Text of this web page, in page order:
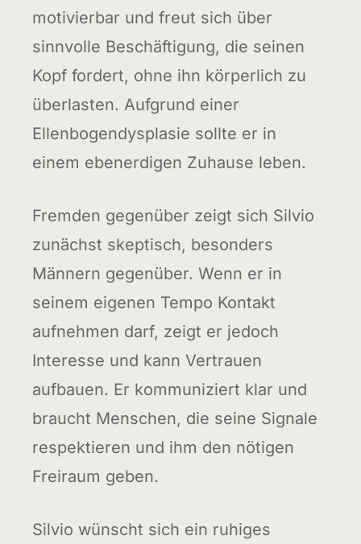
motivierbar und freut sich über
sinnvolle Beschäftigung, die seinen
Kopf fordert, ohne ihn körperlich zu
überlasten. Aufgrund einer
Ellenbogendysplasie sollte er in
einem ebenerdigen Zuhause leben.
Fremden gegenüber zeigt sich Silvio
zunächst skeptisch, besonders
Männern gegenüber. Wenn er in
seinem eigenen Tempo Kontakt
aufnehmen darf, zeigt er jedoch
Interesse und kann Vertrauen
aufbauen. Er kommuniziert klar und
braucht Menschen, die seine Signale
respektieren und ihm den nötigen
Freiraum geben.
Silvio wünscht sich ein ruhiges